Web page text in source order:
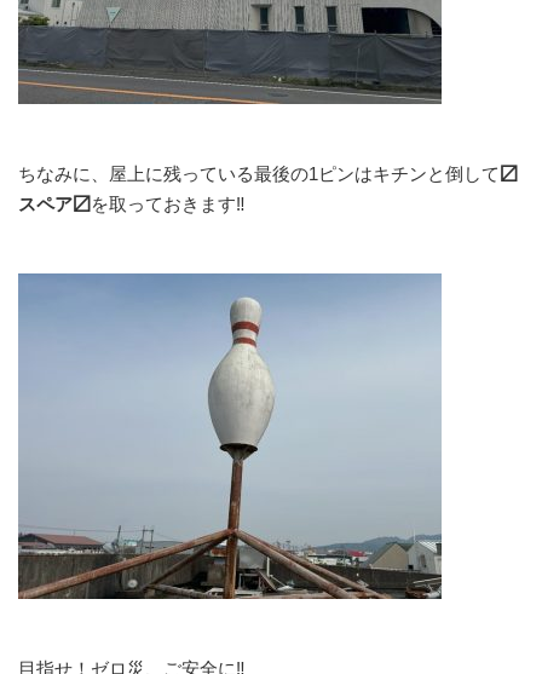
ちなみに、屋上に残っている最後の1ピンはキチンと倒して 〼
スペア〼 を取っておきます‼
目指せ！ゼロ災、ご安全に‼